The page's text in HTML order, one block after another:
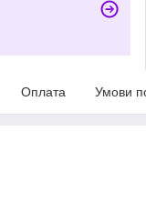
Оплата Умови